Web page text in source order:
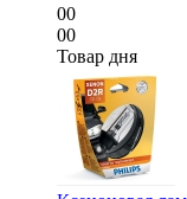
00
00
Товар дня